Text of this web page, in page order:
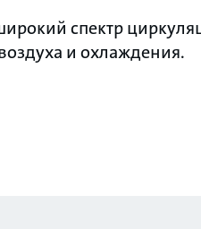
спектр
и охлаждения.